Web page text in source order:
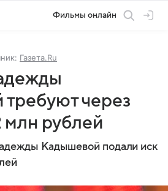
Фильмы онлайн
Газета.Ru
через
млн рублей
Кадышевой подали иск